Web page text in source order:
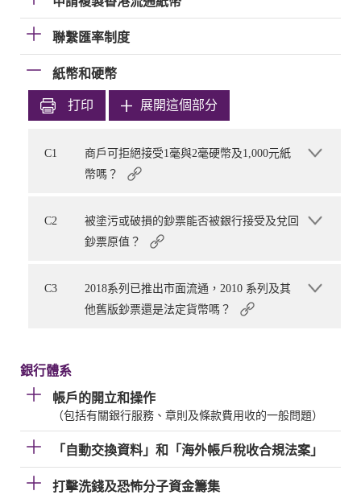
聯繫匯率制度
紙幣和硬幣
打印 展開這個部分
C1
商戶可拒絕接受1毫與2毫硬幣及1,000元紙
幣嗎？
C2
被塗污或破損的鈔票能否被銀行接受及兌回
鈔票原值？
C3
2018系列已推出市面流通，2010 系列及其
他舊版鈔票還是法定貨幣嗎？
銀行體系
帳戶的開立和操作
（包括有關銀行服務、章則及條款費用收的一般問題）
「自動交換資料」和「海外帳戶稅收合規法案」
打擊洗錢及恐怖分子資金籌集